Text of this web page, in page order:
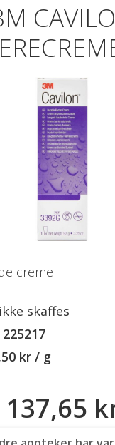
creme
skaffes
225217
kr / g
137,65